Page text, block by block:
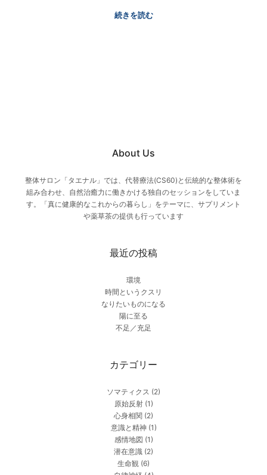
続きを読む
About Us
整体サロン「タエナル」では、代替療法(CS60)と伝統的な整体術を
組み合わせ、自然治癒力に働きかける独自のセッションをしていま
す。「真に健康的なこれからの暮らし」をテーマに、サプリメント
や薬草茶の提供も行っています
最近の投稿
環境
時間というクスリ
なりたいものになる
陽に至る
不足／充足
カテゴリー
ソマティクス (2)
原始反射(1)
心身相関 (2)
意識と精神(1)
感情地図 (1)
潜在意識 (2)
生命観 (6)